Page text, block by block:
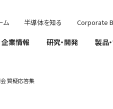
ム 半導体を知る Corporate
企業情報 研究・開発 製品
質疑応答集